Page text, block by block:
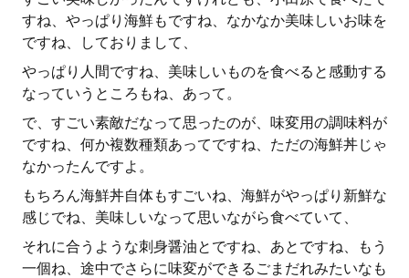
すね、やっぱり海鮮もですね、なかなか美味しいお味を
ですね、しておりまして、
やっぱり人間ですね、美味しいものを食べると感動する
なっていうところもね、あって。
で、すごい素敵だなって思ったのが、味変用の調味料が
ですね、何か複数種類あってですね、ただの海鮮丼じゃ
なかったんですよ。
もちろん海鮮丼自体もすごいね、海鮮がやっぱり新鮮な
感じでね、美味しいなって思いながら食べていて、
それに合うような刺身醤油とですね、あとですね、もう
一個ね、途中でさらに味変ができるごまだれみたいなも